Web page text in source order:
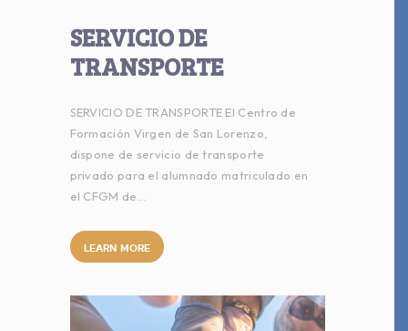
SERVICIO DE
TRANSPORTE
SERVICIO DE TRANSPORTE El Centro de
Formación Virgen de San Lorenzo,
dispone de servicio de transporte
privado para el alumnado matriculado en
el CFGM de…
LEARN MORE